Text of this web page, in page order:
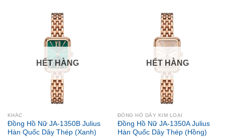
HẾT HÀNG
KHÁC
Đồng Hồ Nữ JA-1350B Julius
Hàn Quốc Dây Thép (Xanh)
HẾT HÀNG
ĐỒNG HỒ DÂY KIM LOẠI
Đồng Hồ Nữ JA-1350A Julius
Hàn Quốc Dây Thép (Hồng)